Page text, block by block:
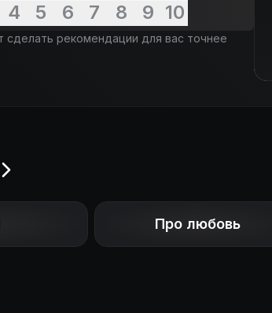
4 5 6 7 8 9 10
сделать рекомендации для вас точнее
Про любовь